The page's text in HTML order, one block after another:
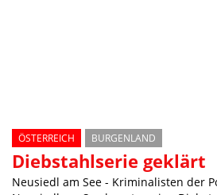
ÖSTERREICH BURGENLAND
Diebstahlserie geklärt
Neusiedl am See - Kriminalisten der